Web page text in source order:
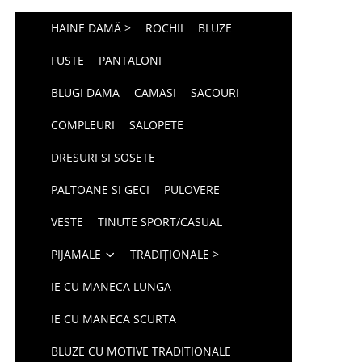
HAINE DAMĂ > ROCHII BLUZE
FUSTE PANTALONI
BLUGI DAMA CAMASI SACOURI
COMPLEURI SALOPETE
DRESURI SI SOSETE
PALTOANE SI GECI PULOVERE
VESTE TINUTE SPORT/CASUAL
PIJAMALE TRADIȚIONALE >
IE CU MANECA LUNGA
IE CU MANECA SCURTA
BLUZE CU MOTIVE TRADITIONALE